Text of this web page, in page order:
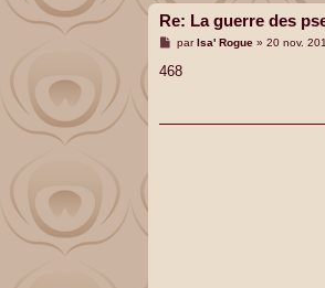
Re: La guerre des
M
s
parIsa' Rogue »20 nov.
468